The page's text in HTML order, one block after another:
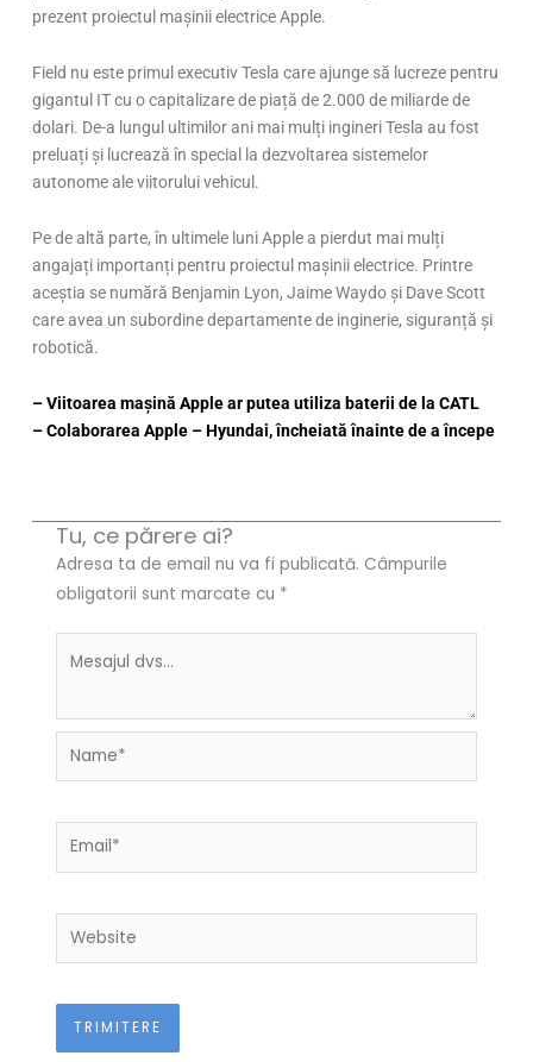
prezent proiectul mașinii electrice Apple.
Field nu este primul executiv Tesla care ajunge să lucreze pentru
gigantul IT cu o capitalizare de piață de 2.000 de miliarde de
dolari. De-a lungul ultimilor ani mai mulți ingineri Tesla au fost
preluați și lucrează în special la dezvoltarea sistemelor
autonome ale viitorului vehicul.
Pe de altă parte, în ultimele luni Apple a pierdut mai mulți
angajați importanți pentru proiectul mașinii electrice. Printre
aceștia se numără Benjamin Lyon, Jaime Waydo și Dave Scott
care avea un subordine departamente de inginerie, siguranță și
robotică.
– Viitoarea mașină Apple ar putea utiliza baterii de la CATL
– Colaborarea Apple – Hyundai, încheiată înainte de a începe
Tu, ce părere ai?
Adresa ta de email nu va fi publicată. Câmpurile
obligatorii sunt marcate cu *
Name*
Email*
Website